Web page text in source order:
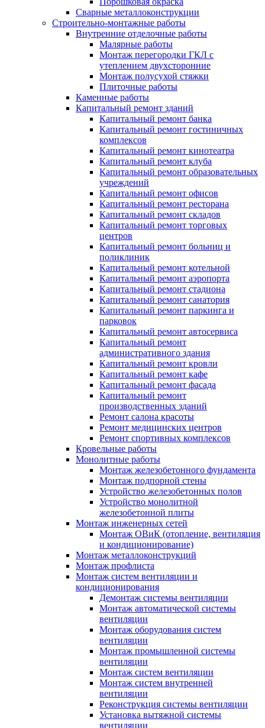
Сварные металлоконструкции
Строительно-монтажные работы
Внутренние отделочные работы
Малярные работы
Монтаж перегородки ГКЛ с
утеплением двухсторонние
Монтаж полусухой стяжки
Плиточные работы
Каменные работы
Капитальный ремонт зданий
Капитальный ремонт банка
Капитальный ремонт гостиничных
комплексов
Капитальный ремонт кинотеатра
Капитальный ремонт клуба
Капитальный ремонт образовательных
учреждений
Капитальный ремонт офисов
Капитальный ремонт ресторана
Капитальный ремонт складов
Капитальный ремонт торговых
центров
Капитальный ремонт больниц и
поликлиник
Капитальный ремонт котельной
Капитальный ремонт аэропорта
Капитальный ремонт стадиона
Капитальный ремонт санатория
Капитальный ремонт паркинга и
парковок
Капитальный ремонт автосервиса
Капитальный ремонт
административного здания
Капитальный ремонт кровли
Капитальный ремонт кафе
Капитальный ремонт фасада
Капитальный ремонт
производственных зданий
Ремонт салона красоты
Ремонт медицинских центров
Ремонт спортивных комплексов
Кровельные работы
Монолитные работы
Монтаж железобетонного фундамента
Монтаж подпорной стены
Устройство железобетонных полов
Устройство монолитной
железобетонной плиты
Монтаж инженерных сетей
Монтаж ОВиК (отопление, вентиляция
и кондиционирование)
Монтаж металлоконструкций
Монтаж профлиста
Монтаж систем вентиляции и
кондиционирования
Демонтаж системы вентиляции
Монтаж автоматической системы
вентиляции
Монтаж оборудования систем
вентиляции
Монтаж промышленной системы
вентиляции
Монтаж систем вентиляции
Монтаж систем внутренней
вентиляции
Реконструкция системы вентиляции
Установка вытяжной системы
вентиляции